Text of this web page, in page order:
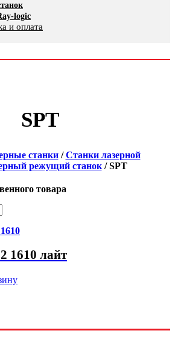
logic
и оплата
SPT
станки/Станки лазерной
режущий станок/ SPT
товара
1610 лайт